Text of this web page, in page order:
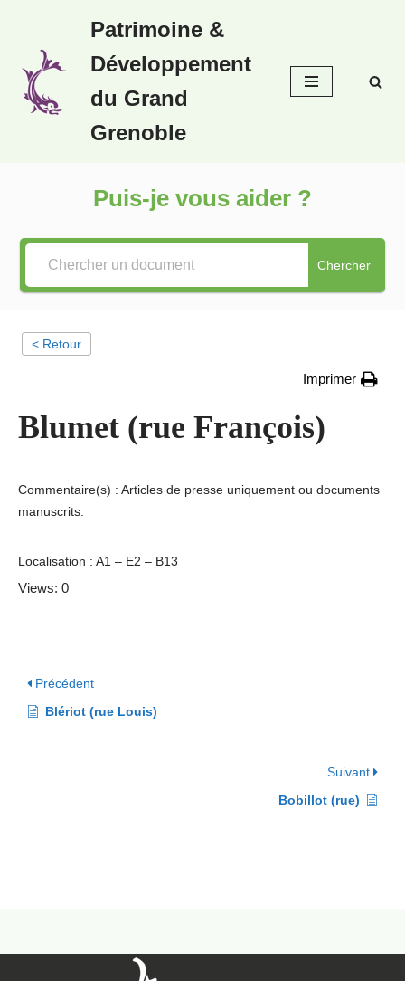
au
contenu
Patrimoine &
Développement
du Grand
Grenoble
Puis-je vous aider ?
Chercher
< Retour
Imprimer
Blumet (rue François)
Commentaire(s) : Articles de presse uniquement ou documents
manuscrits.
Localisation : A1 – E2 – B13
Views: 0
Précédent
Blériot (rue Louis)
Suivant
Bobillot (rue)